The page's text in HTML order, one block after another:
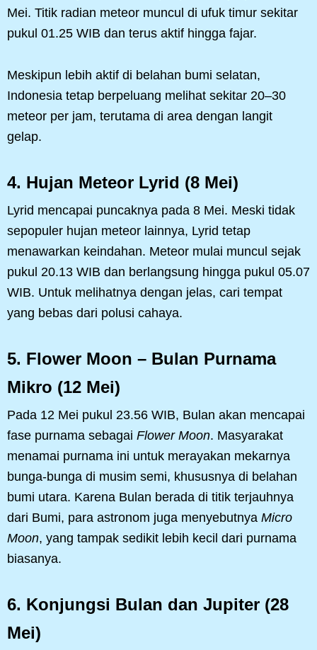
Mei. Titik radian meteor muncul di ufuk timur sekitar
pukul 01.25 WIB dan terus aktif hingga fajar.
Meskipun lebih aktif di belahan bumi selatan,
Indonesia tetap berpeluang melihat sekitar 20–30
meteor per jam, terutama di area dengan langit
gelap.
4. Hujan Meteor Lyrid (8 Mei)
Lyrid mencapai puncaknya pada 8 Mei. Meski tidak
sepopuler hujan meteor lainnya, Lyrid tetap
menawarkan keindahan. Meteor mulai muncul sejak
pukul 20.13 WIB dan berlangsung hingga pukul 05.07
WIB. Untuk melihatnya dengan jelas, cari tempat
yang bebas dari polusi cahaya.
5. Flower Moon – Bulan Purnama
Mikro (12 Mei)
Pada 12 Mei pukul 23.56 WIB, Bulan akan mencapai
fase purnama sebagai Flower Moon. Masyarakat
menamai purnama ini untuk merayakan mekarnya
bunga-bunga di musim semi, khususnya di belahan
bumi utara. Karena Bulan berada di titik terjauhnya
dari Bumi, para astronom juga menyebutnya Micro
Moon, yang tampak sedikit lebih kecil dari purnama
biasanya.
6. Konjungsi Bulan dan Jupiter (28
Mei)